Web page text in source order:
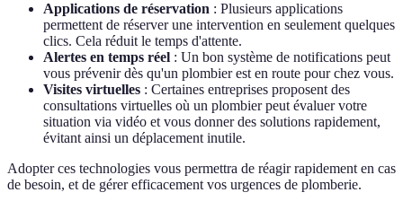
Applications de réservation : Plusieurs applications
permettent de réserver une intervention en seulement quelques
clics. Cela réduit le temps d'attente.
Alertes en temps réel : Un bon système de notifications peut
vous prévenir dès qu'un plombier est en route pour chez vous.
Visites virtuelles : Certaines entreprises proposent des
consultations virtuelles où un plombier peut évaluer votre
situation via vidéo et vous donner des solutions rapidement,
évitant ainsi un déplacement inutile.
Adopter ces technologies vous permettra de réagir rapidement en cas
de besoin, et de gérer efficacement vos urgences de plomberie.